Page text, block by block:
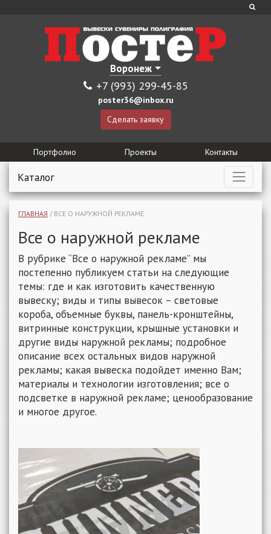
Воронеж
+7 (993) 299-45-85
poster36@inbox.ru
Сделать заявку
Портфолио Проекты Контакты
Каталог
ГЛАВНАЯ / ВСЕ О НАРУЖНОЙ РЕКЛАМЕ
Все о наружной рекламе
В рубрике “Все о наружной рекламе” мы
постепенно публикуем статьи на следующие
темы: где и как изготовить качественную
вывеску; виды и типы вывесок – световые
короба, объемные буквы, панель-кронштейны,
витринные конструкции, крышные установки и
другие виды наружной рекламы; подробное
описание всех остальных видов наружной
рекламы; какая вывеска подойдет именно Вам;
материалы и технологии изготовления; все о
подсветке в наружной рекламе; ценообразование
и многое другое.